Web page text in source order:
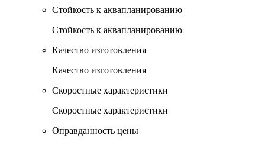
Стойкость к аквапланированию
Стойкость к аквапланированию
Качество изготовления
Качество изготовления
Скоростные характеристики
Скоростные характеристики
Оправданность цены